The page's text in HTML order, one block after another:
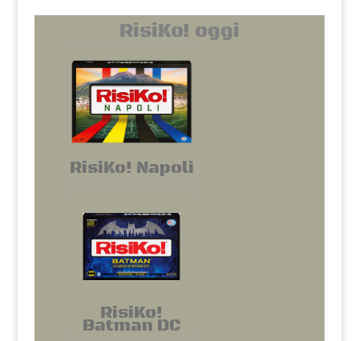
RisiKo! oggi
RisiKo! Napoli
RisiKo!
Batman DC